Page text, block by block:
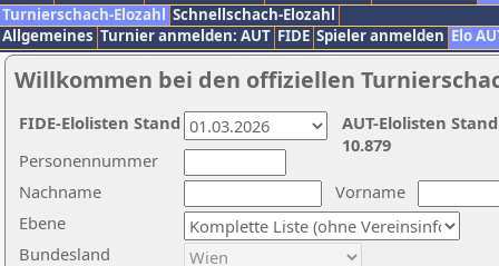
Turnierschach-Elozahl Schnellschach-Elozahl
Allgemeines Turnier anmelden: AUT FIDE Spieler anmelden Elo
Willkommen bei den offiziellen
Nachname
Vorname
Ebene
Personennummer
Bundesland
AUT-Elolisten
10.879
FIDE-Elolisten Stand